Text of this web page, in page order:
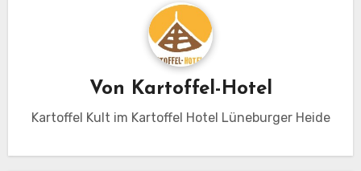
Von Kartoffel-Hotel
Kartoffel Kult im Kartoffel Hotel Lüneburger Heide